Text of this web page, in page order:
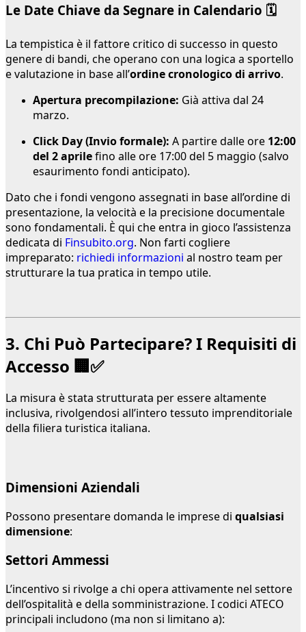
Le Date Chiave da Segnare in Calendario 🗓️
La tempistica è il fattore critico di successo in questo
genere di bandi, che operano con una logica a sportello
e valutazione in base all’ordine cronologico di arrivo.
Apertura precompilazione: Già attiva dal 24
marzo.
Click Day (Invio formale): A partire dalle ore 12:00
del 2 aprilefino alle ore 17:00 del 5 maggio (salvo
esaurimento fondi anticipato).
Dato che i fondi vengono assegnati in base all’ordine di
presentazione, la velocità e la precisione documentale
sono fondamentali. È qui che entra in gioco l’assistenza
dedicata di Finsubito.org. Non farti cogliere
impreparato: richiedi informazioni al nostro team per
strutturare la tua pratica in tempo utile.
3. Chi Può Partecipare? I Requisiti di
Accesso 🏢✅
La misura è stata strutturata per essere altamente
inclusiva, rivolgendosi all’intero tessuto imprenditoriale
della filiera turistica italiana.
Dimensioni Aziendali
Possono presentare domanda le imprese di qualsiasi
dimensione:
Settori Ammessi
L’incentivo si rivolge a chi opera attivamente nel settore
dell’ospitalità e della somministrazione. I codici ATECO
principali includono (ma non si limitano a):